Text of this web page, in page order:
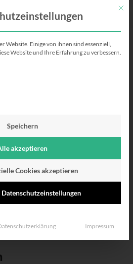
uns unter der angegeben Email-
Mit
Website. Einige von ihnen sind essenziell,
Website und Ihre Erfahrung zu verbessern.
Gruppen, für die eine
Speichern
akzeptieren
Cookies akzeptieren
Impressum